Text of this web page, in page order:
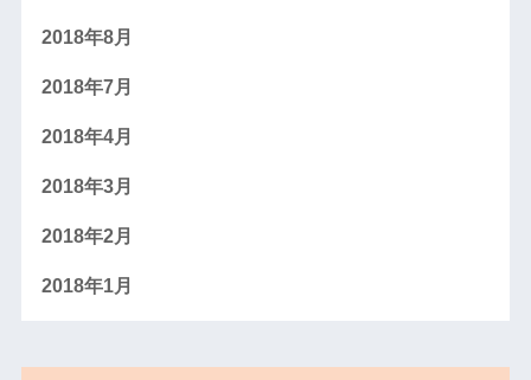
2018年8月
2018年7月
2018年4月
2018年3月
2018年2月
2018年1月